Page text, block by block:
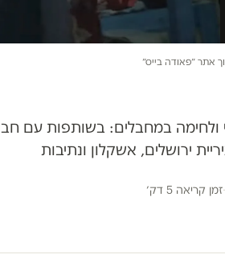
אתר ״פאודה בייס״
ירושלים, אשקלון ונתיבות
·זמן קריאה 5 דק׳